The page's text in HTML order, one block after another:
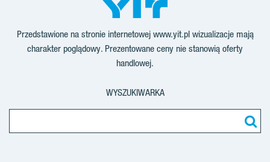
Przedstawione na stronie internetowej www.yit.pl wizualizacje mają
charakter poglądowy. Prezentowane ceny nie stanowią oferty
handlowej.
WYSZUKIWARKA